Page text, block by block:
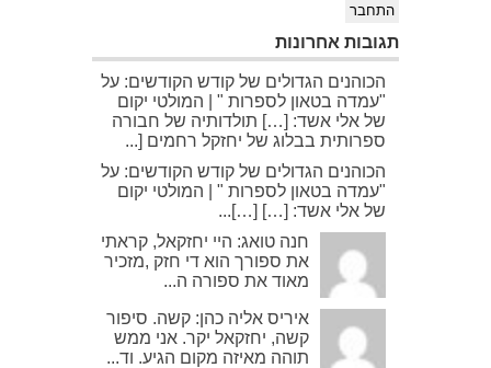
התחבר
תגובות אחרונות
הכוהנים הגדולים של קודש הקודשים: על
"עמדה בטאון לספרות " | המולטי יקום
של אלי אשד: […] תולדותיה של חבורה
ספרותית בבלוג של יחזקל רחמים [...
הכוהנים הגדולים של קודש הקודשים: על
"עמדה בטאון לספרות " | המולטי יקום
של אלי אשד: […] […]...
חנה טואג: היי יחזקאל, קראתי
את ספורך הוא די חזק ,מזכיר
מאוד את ספורה ה...
איריס אליה כהן: קשה. סיפור
קשה, יחזקאל יקר. אני ממש
תוהה מאיזה מקום הגיע. וד...